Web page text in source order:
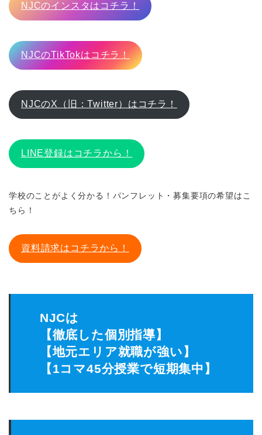
NJCのインスタはコチラ！
NJCのTikTokはコチラ！
NJCのX（旧：Twitter）はコチラ！
LINE登録はコチラから！
学校のことがよく分かる！パンフレット・募集要項の希望はこ
ちら！
資料請求はコチラから！
NJCは
【徹底した個別指導】
【地元エリア就職が強い】
【1コマ45分授業で短期集中】